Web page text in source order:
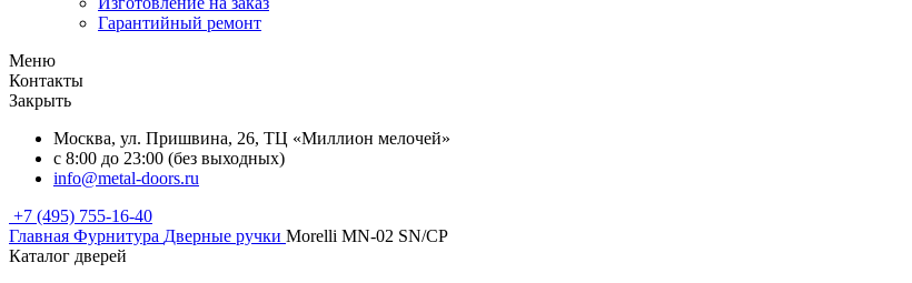
Гарантийный ремонт
Меню
Контакты
Закрыть
Москва, ул. Пришвина, 26, ТЦ «Миллион мелочей»
с 8:00 до 23:00 (без выходных)
info@metal-doors.ru
+7 (495) 755-16-40
Главная Фурнитура Дверные ручки Morelli MN-02 SN/CP
Каталог дверей